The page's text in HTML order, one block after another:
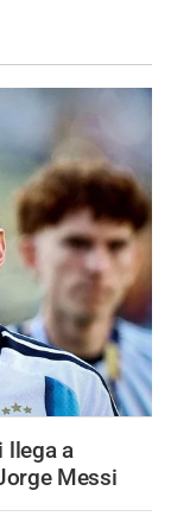
llega a
Messi